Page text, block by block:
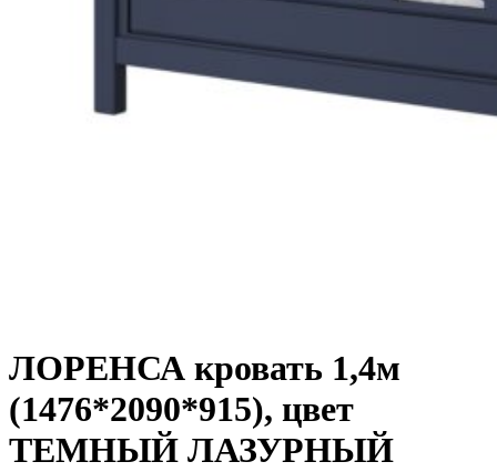
ЛОРЕНСА кровать 1,4м
(1476*2090*915), цвет
ТЕМНЫЙ ЛАЗУРНЫЙ